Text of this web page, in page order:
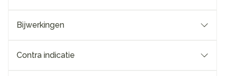
Bijwerkingen
Contra indicatie